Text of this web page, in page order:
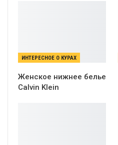
ИНТЕРЕСНОЕ О КУРАХ
Женское нижнее белье
Calvin Klein